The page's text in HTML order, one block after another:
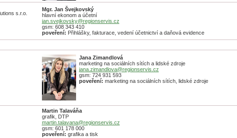
s.r.o.
Mgr. Jan Švejkovský
hlavní ekonom a účetní
jan.svejkovsky@regionservis.cz
gsm: 608 343 410
poveření: Přihlášky, fakturace, vedení účetnictví a daňová evidence
Jana Zimandlová
marketing na sociálních sítích a lidské zdroje
jana.zimandlova@regionservis.cz
gsm: 724 931 593
poveření: marketing na sociálních sítích, lidské zdroje
Martin Talaváňa
grafik, DTP
martin.talavana@regionservis.cz
gsm: 601 178 000
poveření: grafika a tisk